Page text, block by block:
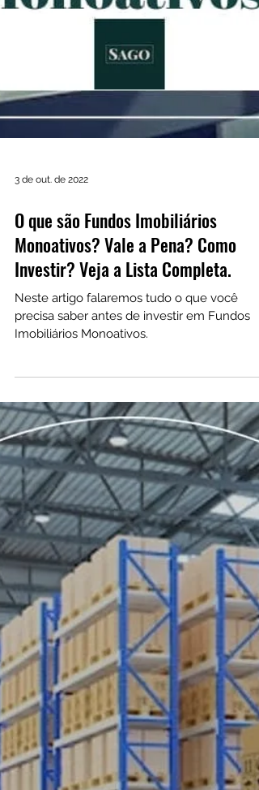
O que são Fundos Imobiliários
Monoativos? Vale a Pena? Como
Investir? Veja a Lista Completa.
Neste artigo falaremos tudo o que você
precisa saber antes de investir em Fundos
Imobiliários Monoativos.